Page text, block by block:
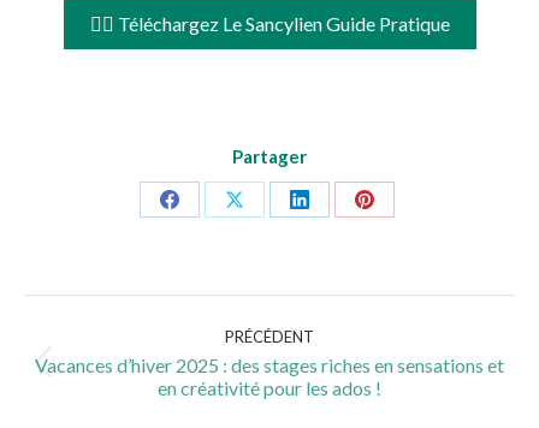
👉🏻 Téléchargez Le Sancylien Guide Pratique
Partager
PartagerPartagerPartagerPartager
article
PRÉCÉDENT
Article
précédent
Vacances d’hiver 2025 : des stages riches en sensations et
en créativité pour les ados !